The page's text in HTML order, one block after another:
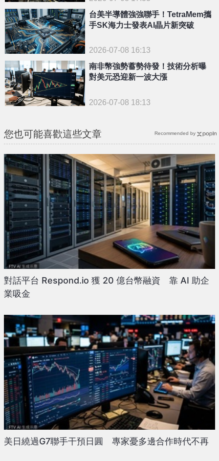
台美半導體強強聯手！TetraMem攜
手SK海力士發表AI晶片新突破
2026-07-08 16:13
南非幣強勢蓄勢待發！技術分析曝
對美元恐迎新一波大漲
2026-07-08 18:13
您也可能喜歡這些文章
對話平台 Respond.io 獲 20 億台幣融資 靠 AI 助企
業吸金
美日繞過G7聯手干預日圓 專家憂多邊合作時代不再
Recommended by